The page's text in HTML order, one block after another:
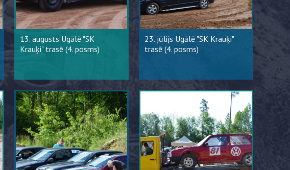
13. augusts Ugālē "SK
Krauķi" trasē (4. posms)
23. jūlijs Ugālē "SK Krauķi"
trasē (4. posms)